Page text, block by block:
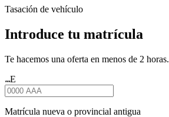
Tasación de vehículo
Introduce tu matrícula
Te hacemos una oferta en menos de 2 horas.
★★★E
Matrícula nueva o provincial antigua